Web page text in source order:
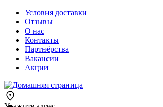
Условия доставки
Отзывы
О нас
Контакты
Партнёрства
Вакансии
Акции